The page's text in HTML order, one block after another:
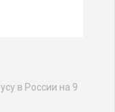
в России на 9